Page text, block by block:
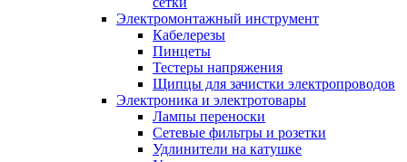
Электромонтажный инструмент
Кабелерезы
Пинцеты
Тестеры напряжения
Щипцы для зачистки электропроводов
Электроника и электротовары
Лампы переноски
Сетевые фильтры и розетки
Удлинители на катушке